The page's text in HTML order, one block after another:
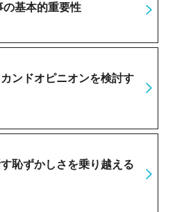
基本的重要性
ンドオピニオンを検討す
恥ずかしさを乗り越える